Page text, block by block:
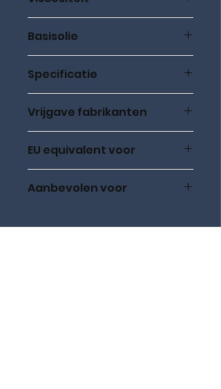
Basisolie
Specificatie
Vrijgave fabrikanten
EU equivalent voor
Aanbevolen voor